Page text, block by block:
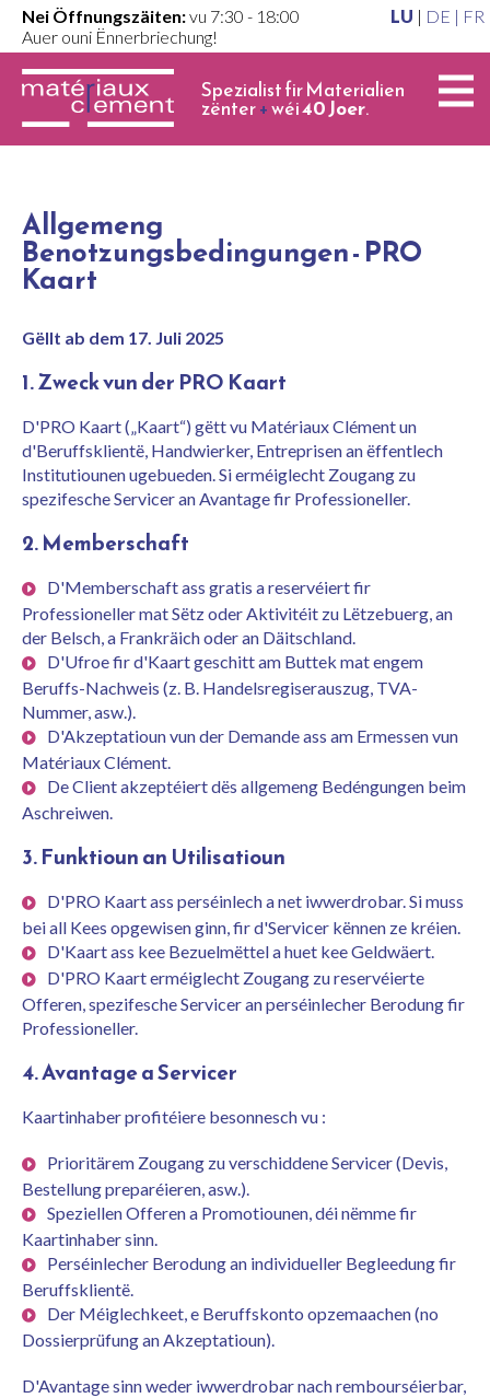
Nei Öffnungszäiten:vu 7:30 - 18:00
Auer ouni Ënnerbriechung!
LU | DE | FR
Spezialist fir Materialien
zënter+wéi40 Joer.
Allgemeng
Benotzungsbedingungen - PRO
Kaart
Gëllt ab dem 17. Juli 2025
1. Zweck vun der PRO Kaart
D'PRO Kaart („Kaart“) gëtt vu Matériaux Clément un
d'Beruffsklientë, Handwierker, Entreprisen an ëffentlech
Institutiounen ugebueden. Si erméiglecht Zougang zu
spezifesche Servicer an Avantage fir Professioneller.
2. Memberschaft
D'Memberschaft ass gratis a reservéiert fir
Professioneller mat Sëtz oder Aktivitéit zu Lëtzebuerg, an
der Belsch, a Frankräich oder an Däitschland.
D'Ufroe fir d'Kaart geschitt am Buttek mat engem
Beruffs-Nachweis (z. B. Handelsregiserauszug, TVA-
Nummer, asw.).
D'Akzeptatioun vun der Demande ass am Ermessen vun
Matériaux Clément.
De Client akzeptéiert dës allgemeng Bedéngungen beim
Aschreiwen.
3. Funktioun an Utilisatioun
D'PRO Kaart ass perséinlech a net iwwerdrobar. Si muss
bei all Kees opgewisen ginn, fir d'Servicer kënnen ze kréien.
D'Kaart ass kee Bezuelmëttel a huet kee Geldwäert.
D'PRO Kaart erméiglecht Zougang zu reservéierte
Offeren, spezifesche Servicer an perséinlecher Berodung fir
Professioneller.
4. Avantage a Servicer
Kaartinhaber profitéiere besonnesch vu :
Prioritärem Zougang zu verschiddene Servicer (Devis,
Bestellung preparéieren, asw.).
Speziellen Offeren a Promotiounen, déi nëmme fir
Kaartinhaber sinn.
Perséinlecher Berodung an individueller Begleedung fir
Beruffsklientë.
Der Méiglechkeet, e Beruffskonto opzemaachen (no
Dossierprüfung an Akzeptatioun).
D'Avantage sinn weder iwwerdrobar nach rembourséierbar,